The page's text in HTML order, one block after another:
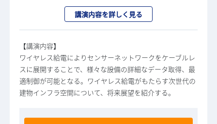
講演内容を詳しく見る
【講演内容】
ワイヤレス給電によりセンサーネットワークをケーブルレ
スに展開することで、様々な設備の詳細なデータ取得、最
適制御が可能となる。ワイヤレス給電がもたらす次世代の
建物インフラ空間について、将来展望を紹介する。